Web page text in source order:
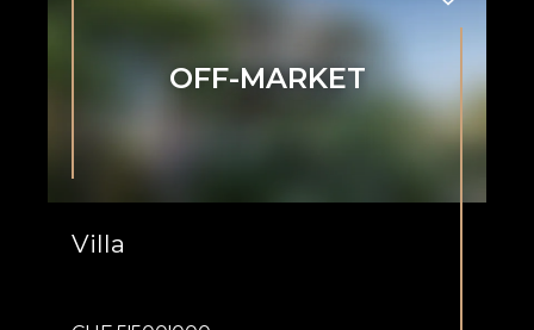
OFF-MARKET
Villa